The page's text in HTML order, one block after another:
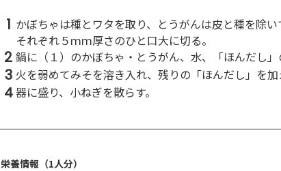
1 かぼちゃは種とワタを取り、とうがんは皮と種を除い
それぞれ５ｍｍ厚さのひと口大に切る。
2 鍋に（１）のかぼちゃ・とうがん、水、「ほんだし」
3 火を弱めてみそを溶き入れ、残りの「ほんだし」を加
4器に盛り、小ねぎを散らす。
栄養情報（1人分）